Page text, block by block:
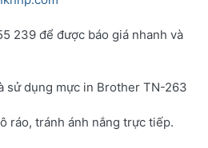
239 để được báo giá nhanh và
sử dụng mực in Brother TN-263
ráo, tránh ánh nắng trực tiếp.